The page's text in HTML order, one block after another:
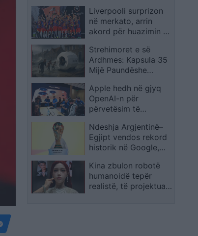
Liverpooli surprizon
në merkato, arrin
akord për huazimin e
Strehimoret e së
Ardhmes: Kapsula 35
Mijë Paundëshe
Shpërthimeve dhe
Fatkeqësive Natyrore
Apple hedh në gjyq
OpenAI-n për
përvetësim të
sekreteve industriale
Ndeshja Argjentinë–
Egjipt vendos rekord
historik në Google,
të papara
Kina zbulon robotë
humanoidë tepër
realistë, të projektuar